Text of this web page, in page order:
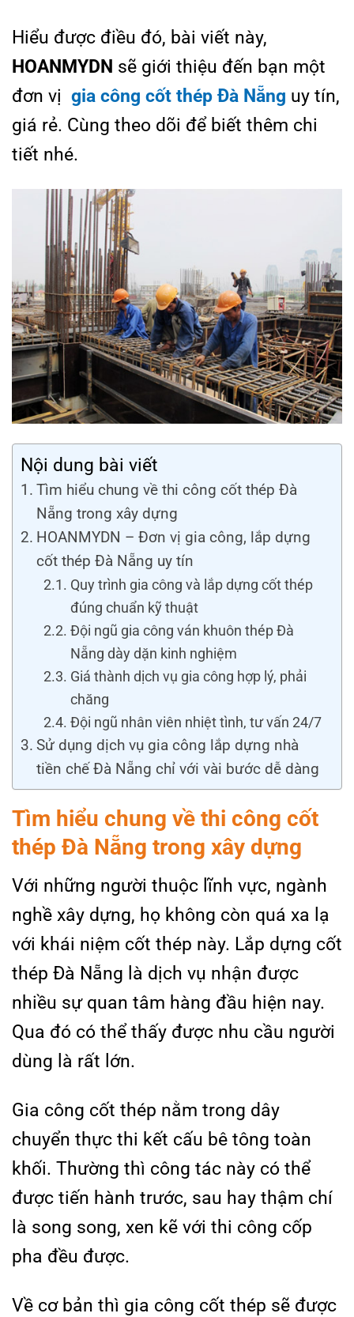
Hiểu được điều đó, bài viết này,
HOANMYDN sẽ giới thiệu đến bạn một
đơn vị gia công cốt thép Đà Nẵng uy tín,
giá rẻ. Cùng theo dõi để biết thêm chi
tiết nhé.
Nội dung bài viết
Tìm hiểu chung về thi công cốt thép Đà
Nẵng trong xây dựng
HOANMYDN – Đơn vị gia công, lắp dựng
cốt thép Đà Nẵng uy tín
Quy trình gia công và lắp dựng cốt thép
đúng chuẩn kỹ thuật
Đội ngũ gia công ván khuôn thép Đà
Nẵng dày dặn kinh nghiệm
Giá thành dịch vụ gia công hợp lý, phải
chăng
Đội ngũ nhân viên nhiệt tình, tư vấn 24/7
Sử dụng dịch vụ gia công lắp dựng nhà
tiền chế Đà Nẵng chỉ với vài bước dễ dàng
Tìm hiểu chung về thi công cốt
thép Đà Nẵng trong xây dựng
Với những người thuộc lĩnh vực, ngành
nghề xây dựng, họ không còn quá xa lạ
với khái niệm cốt thép này. Lắp dựng cốt
thép Đà Nẵng là dịch vụ nhận được
nhiều sự quan tâm hàng đầu hiện nay.
Qua đó có thể thấy được nhu cầu người
dùng là rất lớn.
Gia công cốt thép nằm trong dây
chuyển thực thi kết cấu bê tông toàn
khối. Thường thì công tác này có thể
được tiến hành trước, sau hay thậm chí
là song song, xen kẽ với thi công cốp
pha đều được.
Về cơ bản thì gia công cốt thép sẽ được